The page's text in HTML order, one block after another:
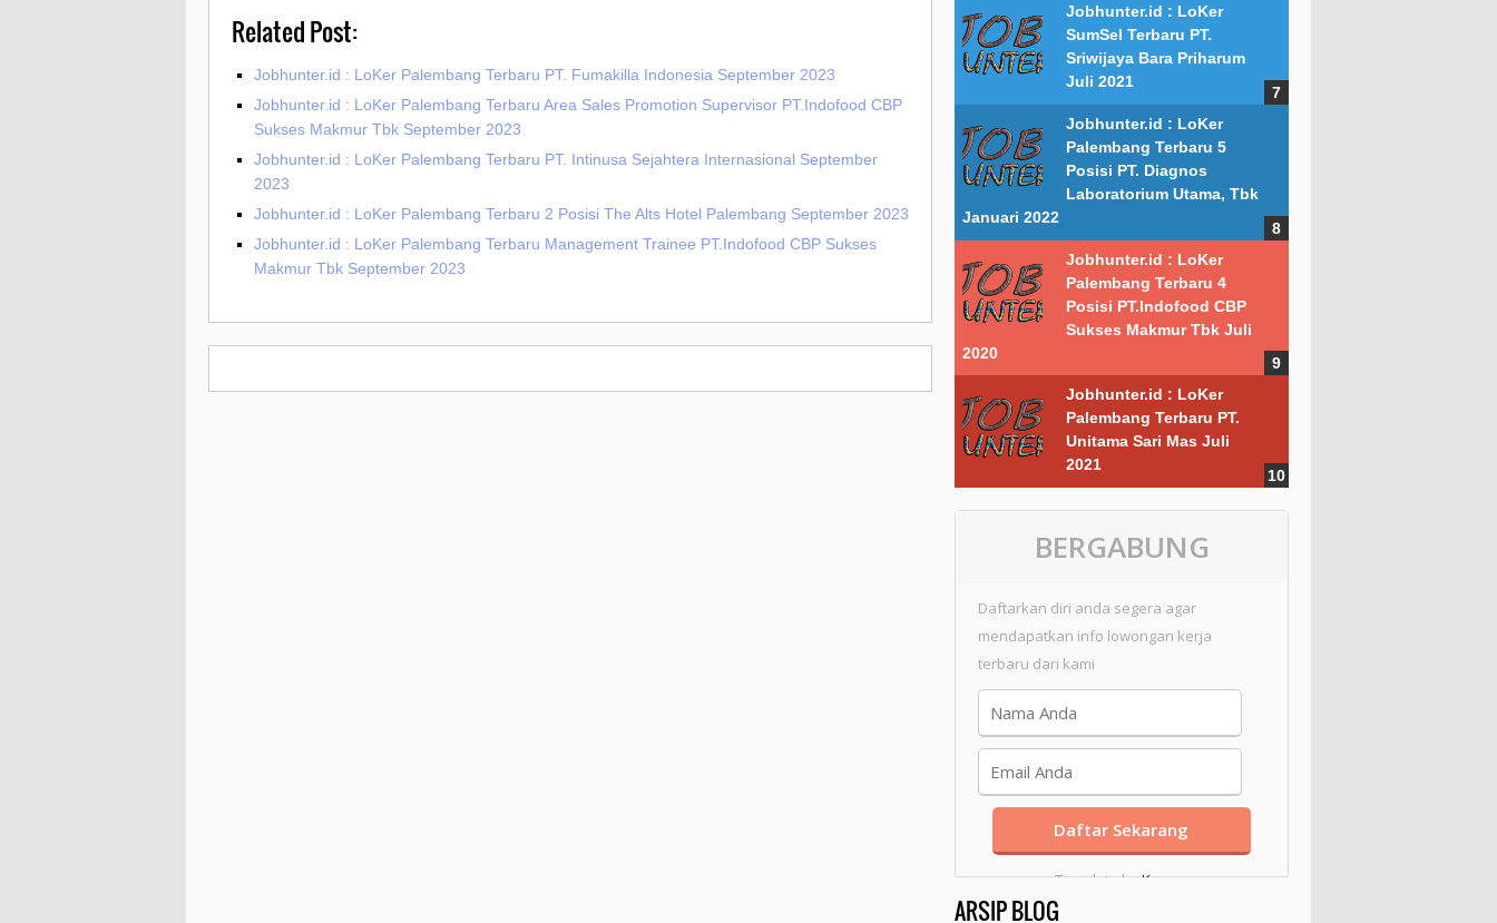
Related Post:
Jobhunter.id : LoKer Palembang Terbaru PT. Fumakilla Indonesia September 2023
Jobhunter.id : LoKer Palembang Terbaru Area Sales Promotion Supervisor PT.Indofood CBP
Sukses Makmur Tbk September 2023
Jobhunter.id : LoKer Palembang Terbaru PT. Intinusa Sejahtera Internasional September
2023
Jobhunter.id : LoKer Palembang Terbaru 2 Posisi The Alts Hotel Palembang September 2023
Jobhunter.id : LoKer Palembang Terbaru Management Trainee PT.Indofood CBP Sukses
Makmur Tbk September 2023
Jobhunter.id : LoKer
SumSel Terbaru PT.
Sriwijaya Bara Priharum
Juli 2021
Jobhunter.id : LoKer
Palembang Terbaru 5
Posisi PT. Diagnos
Laboratorium Utama, Tbk
Januari 2022
Jobhunter.id : LoKer
Palembang Terbaru 4
Posisi PT.Indofood CBP
Sukses Makmur Tbk Juli
2020
Jobhunter.id : LoKer
Palembang Terbaru PT.
Unitama Sari Mas Juli
2021
BERGABUNG
Daftarkan diri anda segera agar
mendapatkan info lowongan kerja
terbaru dari kami
Template byKang
Mousir
ARSIP BLOG